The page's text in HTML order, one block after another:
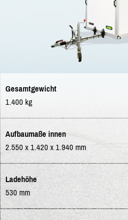
Gesamtgewicht
1.400 kg
Aufbaumaße innen
2.550 x 1.420 x 1.940 mm
Ladehöhe
530 mm